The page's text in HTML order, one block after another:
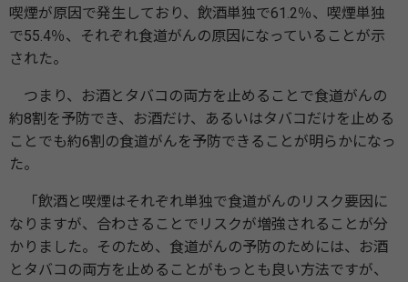
喫煙が原因で発生しており、飲酒単独で61.2％、喫煙単独
で55.4％、それぞれ食道がんの原因になっていることが示
された。
つまり、お酒とタバコの両方を止めることで食道がんの
約8割を予防でき、お酒だけ、あるいはタバコだけを止める
ことでも約6割の食道がんを予防できることが明らかになっ
た。
「飲酒と喫煙はそれぞれ単独で食道がんのリスク要因に
なりますが、合わさることでリスクが増強されることが分
かりました。そのため、食道がんの予防のためには、お酒
とタバコの両方を止めることがもっとも良い方法ですが、